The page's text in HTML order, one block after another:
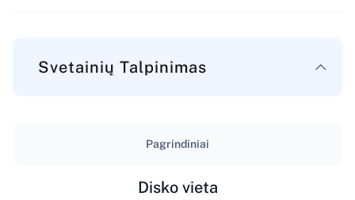
Svetainių Talpinimas
Pagrindiniai
Disko vieta